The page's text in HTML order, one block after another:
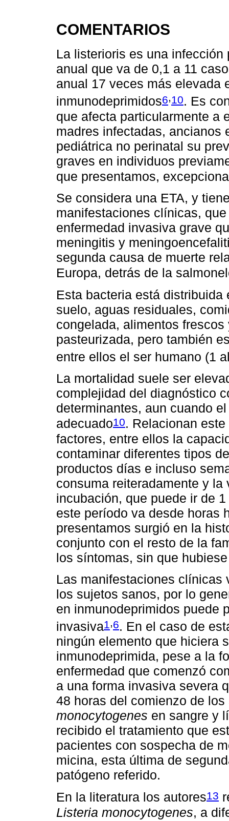
COMENTARIOS
La listerioris es una
anual que va de 0,1 a 11
anual 17 veces más elevada
inmunodeprimidos6,10. Es
que afecta particularmente a
madres infectadas, ancianos
pediátrica no perinatal su
graves en individuos
que presentamos,
Se considera una ETA, y
manifestaciones clínicas,
enfermedad invasiva grave
meningitis y
segunda causa de muerte
Europa, detrás de la
Esta bacteria está
suelo, aguas residuales,
congelada, alimentos
pasteurizada, pero también
entre ellos el ser humano (1
La mortalidad suele ser
complejidad del diagnóstico
determinantes, aun cuando
adecuado10. Relacionan
factores, entre ellos la
contaminar diferentes tipos
productos días e incluso
consuma reiteradamente y
incubación, que puede ir de
este período va desde horas
presentamos surgió en la
conjunto con el resto de la
los síntomas, sin que
Las manifestaciones clínicas
los sujetos sanos, por lo
en inmunodeprimidos puede
invasiva1,6. En el caso de
ningún elemento que hiciera
inmunodeprimida, pese a la
enfermedad que comenzó
a una forma invasiva severa
48 horas del comienzo de
monocytogenes en sangre y
recibido el tratamiento que
pacientes con sospecha de
micina, esta última de
patógeno referido.
En la literatura los autores13
Listeria monocytogenes, a